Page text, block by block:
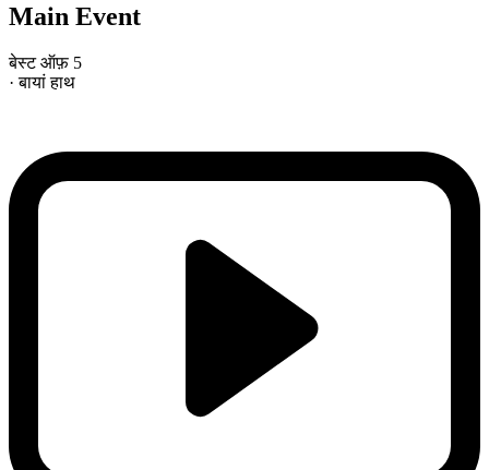
Main Event
बेस्ट ऑफ़ 5
· बायां हाथ